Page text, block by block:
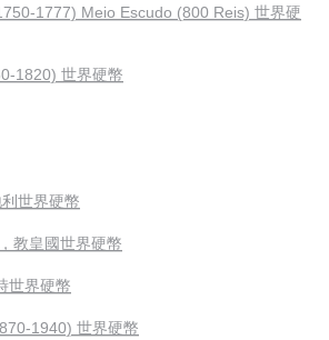
1777) Meio Escudo (800 Reis) 世界硬
1820) 世界硬幣
世界硬幣
教皇國世界硬幣
世界硬幣
1940) 世界硬幣